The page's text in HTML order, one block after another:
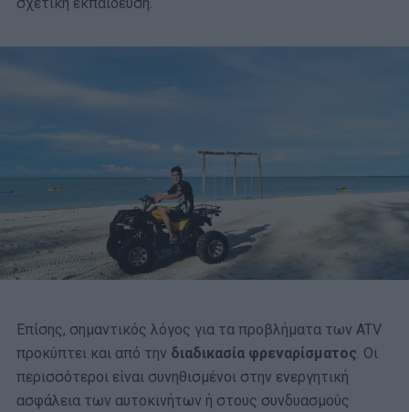
Επίσης, σημαντικός λόγος για τα προβλήματα των ATV
προκύπτει και από την διαδικασία φρεναρίσματος. Οι
περισσότεροι είναι συνηθισμένοι στην ενεργητική
ασφάλεια των αυτοκινήτων ή στους συνδυασμούς